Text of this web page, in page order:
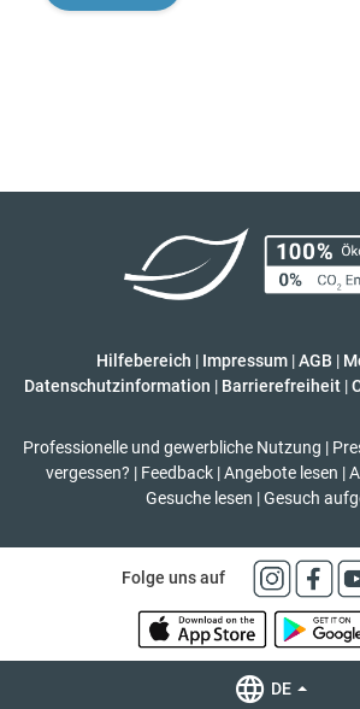
Hilfebereich | Impressum |AGB |
Datenschutzinformation | Barrierefreiheit |
Professionelle und gewerbliche Nutzung |
vergessen? | Feedback | Angebote lesen |
Gesuche lesen | Gesuch
Folge uns auf
DE